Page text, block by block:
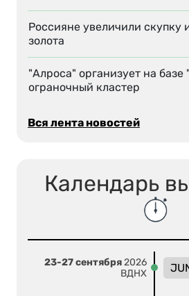
Россияне увеличили скупку
золота
"Алроса" организует на базе
ограночный кластер
Вся лента новостей
Календарь
23-27 сентября2026
ВДНХ